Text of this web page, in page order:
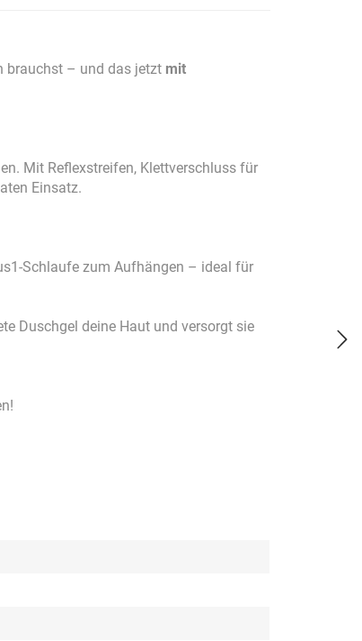
brauchst – und das jetzt mit
Mit Reflexstreifen, Klettverschluss für
Einsatz.
Schlaufe zum Aufhängen – ideal für
Duschgel deine Haut und versorgt sie